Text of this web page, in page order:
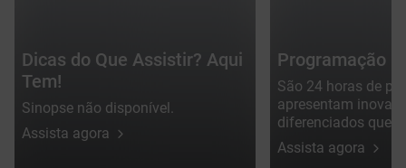
Dicas do Que Assistir? Aqui
Tem!
Sinopse não disponível.
Assista agora
Programação
São 24 horas de
apresentam
diferenciados que
praticidade,
para sua vida. O
Assista agora